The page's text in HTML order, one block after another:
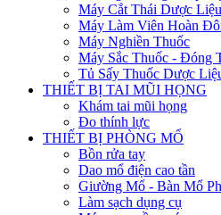
Máy Cắt Thái Dược Liệu
Máy Làm Viên Hoàn
Máy Nghiền Thuốc
Máy Sắc Thuốc - Đóng
Tủ Sấy Thuốc Dược
THIẾT BỊ TAI MŨI HỌNG
Khám tai mũi họng
Đo thính lực
THIẾT BỊ PHÒNG MỔ
Bồn rửa tay
Dao mổ điện cao tần
Giường Mổ - Bàn Mổ
Làm sạch dụng cụ